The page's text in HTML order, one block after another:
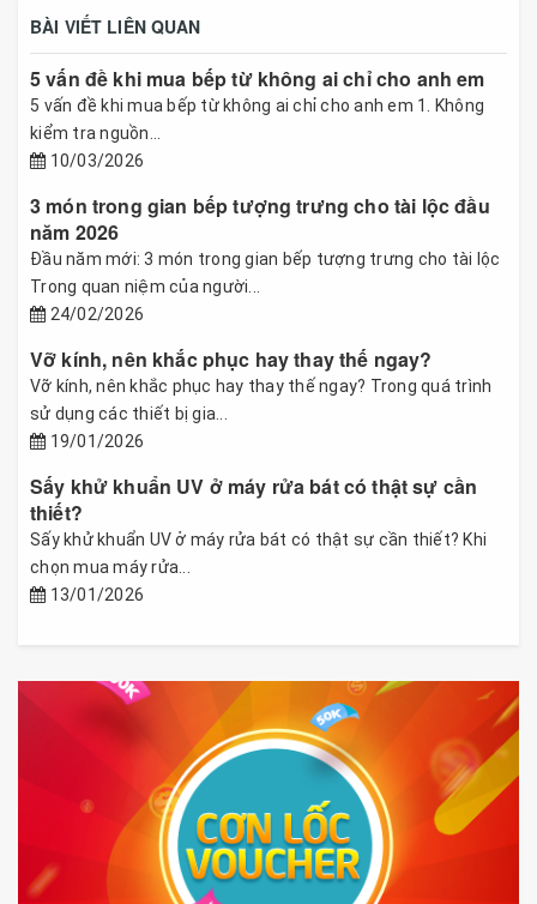
BÀI VIẾT LIÊN QUAN
5 vấn đề khi mua bếp từ không ai chỉ cho anh em
5 vấn đề khi mua bếp từ không ai chỉ cho anh em 1. Không
kiểm tra nguồn...
10/03/2026
3 món trong gian bếp tượng trưng cho tài lộc đầu
năm 2026
Đầu năm mới: 3 món trong gian bếp tượng trưng cho tài lộc
Trong quan niệm của người...
24/02/2026
Vỡ kính, nên khắc phục hay thay thế ngay?
Vỡ kính, nên khắc phục hay thay thế ngay? Trong quá trình
sử dụng các thiết bị gia...
19/01/2026
Sấy khử khuẩn UV ở máy rửa bát có thật sự cần
thiết?
Sấy khử khuẩn UV ở máy rửa bát có thật sự cần thiết? Khi
chọn mua máy rửa...
13/01/2026